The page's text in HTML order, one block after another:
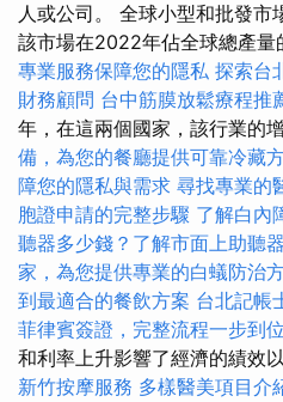
人或公司。 全球小型和批發市
該市場在2022年佔全球總產量
專業服務保障您的隱私 探索台
財務顧問 台中筋膜放鬆療程推
年，在這兩個國家，該行業的
備，為您的餐廳提供可靠冷藏
障您的隱私與需求 尋找專業的
胞證申請的完整步驟 了解白內
聽器多少錢？了解市面上助聽
家，為您提供專業的白蟻防治
到最適合的餐飲方案 台北記帳
菲律賓簽證，完整流程一步到位
和利率上升影響了經濟的績效
新竹按摩服務 多樣醫美項目介